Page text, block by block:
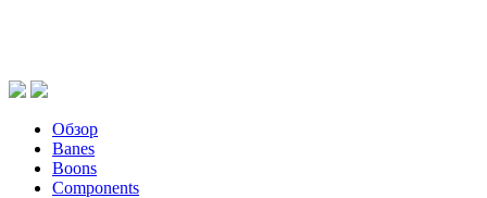
Обзор
Banes
Boons
Components